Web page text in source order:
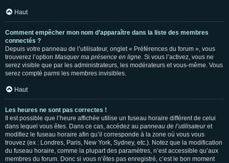
Haut
Comment empêcher mon nom d’apparaître dans la liste des membres
connectés ?
Depuis votre panneau de l’utilisateur, onglet « Préférences du forum », vous
trouverez l’option Masquer ma présence en ligne. Si vous l’activez, vous ne
serez visible que par les administrateurs, les modérateurs et vous-même. Vous
serez compté parmi les membres invisibles.
Haut
Les heures ne sont pas correctes !
Il est possible que l’heure affichée utilise un fuseau horaire différent de celui
dans lequel vous êtes. Dans ce cas, accédez au panneau de l’utilisateuret
modifiez le fuseau horaire afin qu’il corresponde à la zone où vous vous
trouvez (ex : Londres, Paris, New York, Sydney, etc.). Notez que la modification
du fuseau horaire, comme la plupart des paramètres, n’est accessible qu’aux
membres du forum. Donc si vous n’êtes pas enregistré, c’est le bon moment